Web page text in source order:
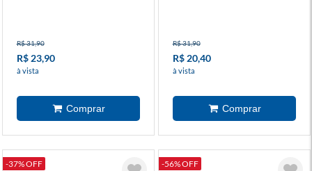
R$ 31,90
R$ 23,90
à vista
R$ 31,90
R$ 20,40
à vista
-37% OFF -56% OFF